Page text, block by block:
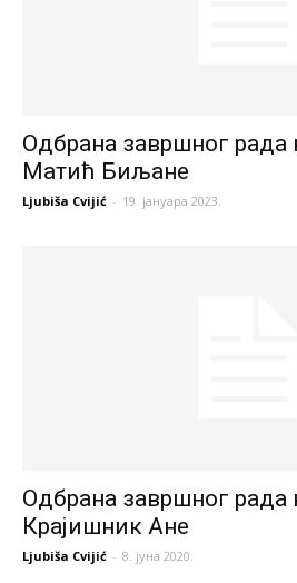
Одбрана завршног рада
Матић Биљане
Ljubiša Cvijić - 19. јануара 2023.
Одбрана завршног рада
Крајишник Ане
Ljubiša Cvijić - 8. јуна 2020.